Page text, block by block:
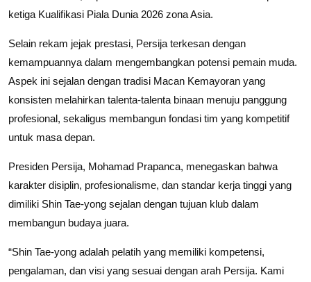
ketiga Kualifikasi Piala Dunia 2026 zona Asia.
Selain rekam jejak prestasi, Persija terkesan dengan
kemampuannya dalam mengembangkan potensi pemain muda.
Aspek ini sejalan dengan tradisi Macan Kemayoran yang
konsisten melahirkan talenta-talenta binaan menuju panggung
profesional, sekaligus membangun fondasi tim yang kompetitif
untuk masa depan.
Presiden Persija, Mohamad Prapanca, menegaskan bahwa
karakter disiplin, profesionalisme, dan standar kerja tinggi yang
dimiliki Shin Tae-yong sejalan dengan tujuan klub dalam
membangun budaya juara.
“Shin Tae-yong adalah pelatih yang memiliki kompetensi,
pengalaman, dan visi yang sesuai dengan arah Persija. Kami